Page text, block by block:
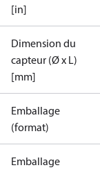
[in]
Dimension du
capteur (Ø x L)
[mm]
Emballage
(format)
Emballage